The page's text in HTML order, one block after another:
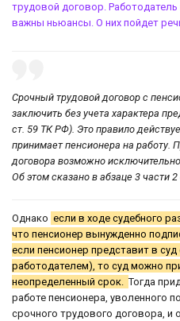
трудовой договор.
важны ньюансы. О них пойдет
Срочный трудовой договор с
заключить без учета характера
ст. 59 ТК РФ). Это правило
принимает пенсионера на работу.
договора возможно
Об этом сказано в абзаце 3 части
Однако если в ходе судебного
что пенсионер вынужденно
если пенсионер представит в суд
работодателем), то суд можно
неопределенный срок. Тогда
работе пенсионера, уволенного
срочного трудового договора, и